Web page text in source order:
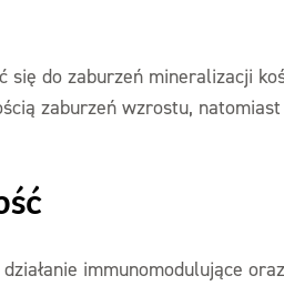
się do zaburzeń mineralizacji
zaburzeń wzrostu,
immunomodulujące